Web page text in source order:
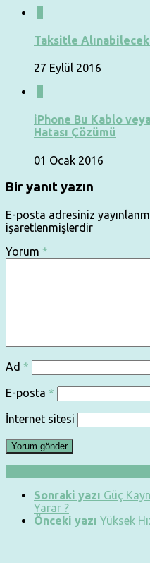
Taksitle
27 Eylül 2016
iPhone Bu Kablo
Hatası Çözümü
01 Ocak 2016
Bir yanıt yazın
E-posta adresiniz
işaretlenmişlerdir
Yorum *
Ad *
E-posta *
İnternet sitesi
Sonraki yazı Güç
Yarar ?
Önceki yazı Yüksek